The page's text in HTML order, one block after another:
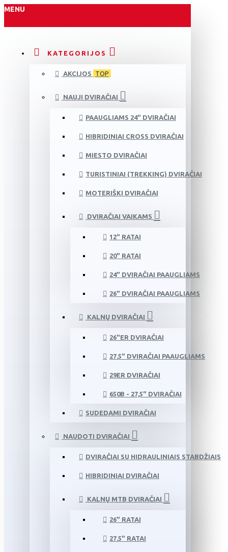
MENU
KATEGORIJOS
AKCIJOS TOP
NAUJI DVIRAČIAI
PAAUGLIAMS 24" DVIRAČIAI
HIBRIDINIAI CROSS DVIRAČIAI
MIESTO DVIRAČIAI
TURISTINIAI (TREKKING) DVIRAČIAI
MOTERIŠKI DVIRAČIAI
DVIRAČIAI VAIKAMS
12" RATAI
20" RATAI
24" DVIRAČIAI PAAUGLIAMS
26" DVIRAČIAI PAAUGLIAMS
KALNŲ DVIRAČIAI
26"ER DVIRAČIAI
27.5" DVIRAČIAI PAAUGLIAMS
29ER DVIRAČIAI
650B - 27,5" DVIRAČIAI
SUDEDAMI DVIRAČIAI
NAUDOTI DVIRAČIAI
DVIRAČIAI SU HIDRAULINIAIS STABDŽIAIS
HIBRIDINIAI DVIRAČIAI
KALNŲ MTB DVIRAČIAI
26" RATAI
27.5" RATAI